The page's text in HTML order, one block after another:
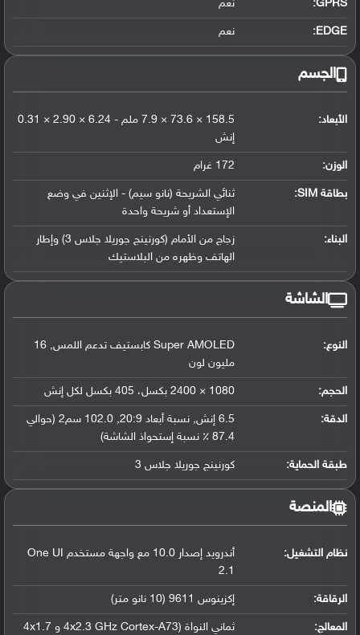
GPRS: نعم
EDGE: نعم
الجسم
الأبعاد:
158.5 × 73.6 × 7.9 ملم - 6.24 × 2.90 × 0.31
إنش
الوزن: 172 غرام
بطاقة SIM:
ثنائي الشريحة (نانو سيم) - الإثنين في وضع
الإستعداد أو شريحة واحدة
البناء:
زجاج من الأمام (كورنينج جوريلا جلاس 3) وإطار
الهاتف وظهره من البلاستيك
الشاشة
النوع:
Super AMOLED كابستيف تدعم اللمس, 16
مليون لون
الحجم: 1080 × 2400 بكسل، 405 بكسل لكل إنش
الدقة:
6.5 إنش, نسبة أبعاد 20:9, 102.0 سم2 (حوالي
87.4 ٪ نسبة إستحواذ الشاشة)
طبقة الحماية: كورنينج جوريلا جلاس 3
المنصة
نظام التشغيل:
أندرويد إصدار 10.0 مع واجهة مستخدم One UI
2.1
الرقاقة: إكزينوس 9611 (10 نانو متر)
المعالج:
ثماني النواة (4x2.3 GHz Cortex-A73 و 4x1.7